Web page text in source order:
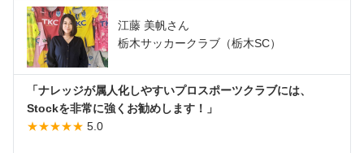
江藤 美帆さん
栃木サッカークラブ（栃木SC）
「ナレッジが属人化しやすいプロスポーツクラブには、
Stockを非常に強くお勧めします！」
★★★★★ 5.0